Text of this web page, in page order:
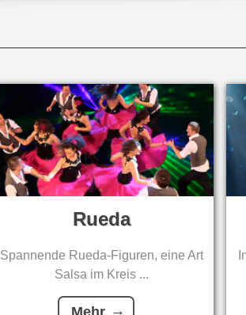
Rueda
Spannende Rueda-Figuren, eine Art
Salsa im Kreis ...
Mehr